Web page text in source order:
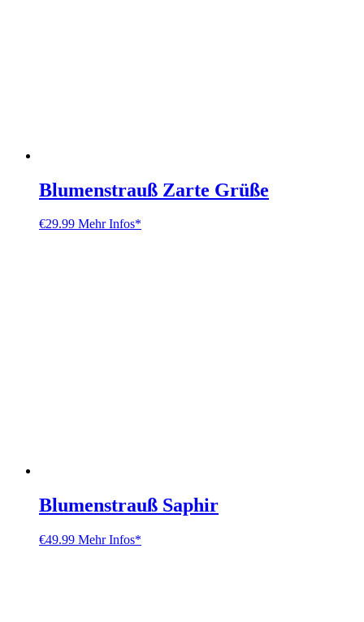
Blumenstrauß Zarte Grüße
€29.99 Mehr Infos*
Blumenstrauß Saphir
€49.99 Mehr Infos*